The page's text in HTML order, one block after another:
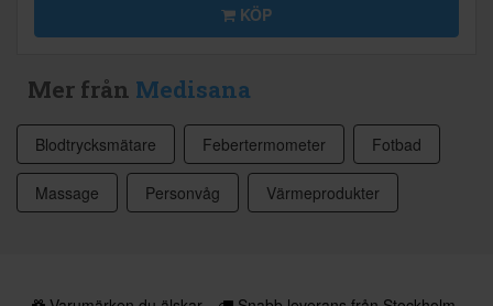
KÖP
Mer från Medisana
Blodtrycksmätare Febertermometer Fotbad
Massage Personvåg Värmeprodukter